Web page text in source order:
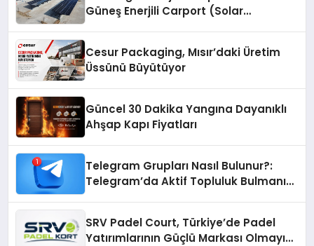
Güneş Enerjili Carport (Solar
Cesur Packaging, Mısır’daki Üretim
Üssünü Büyütüyor
Güncel 30 Dakika Yangına Dayanıklı
Ahşap Kapı Fiyatları
Telegram Grupları Nasıl Bulunur?:
Telegram’da Aktif Topluluk Bulmanın
SRV Padel Court, Türkiye’de Padel
Yatırımlarının Güçlü Markası Olmayı